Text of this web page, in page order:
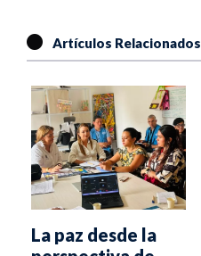
Artículos Relacionados
La paz desde la